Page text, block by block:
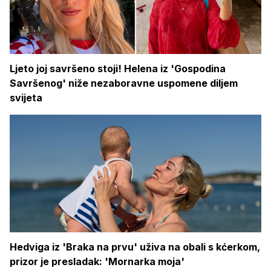
Ljeto joj savršeno stoji! Helena iz 'Gospodina
Savršenog' niže nezaboravne uspomene diljem
svijeta
Hedviga iz 'Braka na prvu' uživa na obali s kćerkom,
prizor je presladak: 'Mornarka moja'